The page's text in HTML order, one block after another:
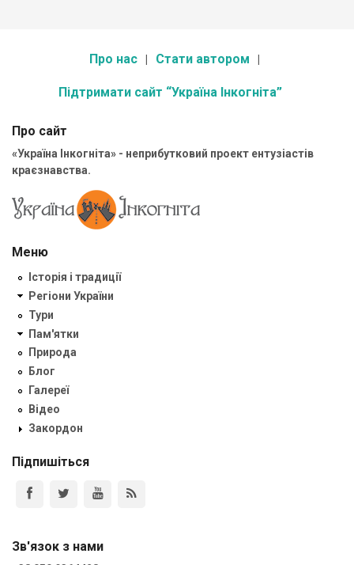
Про нас Стати автором
Підтримати сайт “Україна Інкогніта”
Про сайт
«Україна Інкогніта» - неприбутковий проект ентузіастів
краєзнавства.
Меню
Історія і традиції
Регіони України
Тури
Пам'ятки
Природа
Блог
Галереї
Відео
Закордон
Підпишіться
Зв'язок з нами